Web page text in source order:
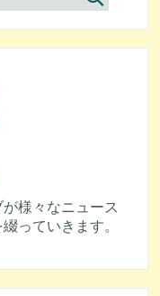
様々なニュース
っていきます。